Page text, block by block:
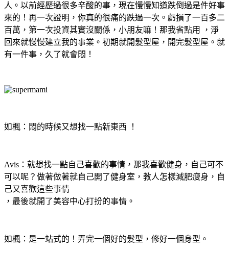
人。以前經歷過很多辛酸的事，現在慢慢知道跌倒過是件好事
來的！再一次證明，你真的很痛的跌過一次。虧損了一百多二
百萬，第一次投資其實沒關係，小朋友嘛！那我省點用 ，淨
回來就慢慢建立我的事業。初期就開髮型屋，開完髮型屋。就
有一件事，久了就會悶！
如楓：悶的時候又想找一點新東西 ！
Avis：就想找一點自己喜歡的事情，那我喜歡健身，自己可不
可以呢？做著做著就自己開了健身室，教人怎樣減肥瘦身，自
己又喜歡這些事情
，最後就開了美容中心打扮的事情。
如楓：是一站式的！弄完一個好的髮型，修好一個身型。